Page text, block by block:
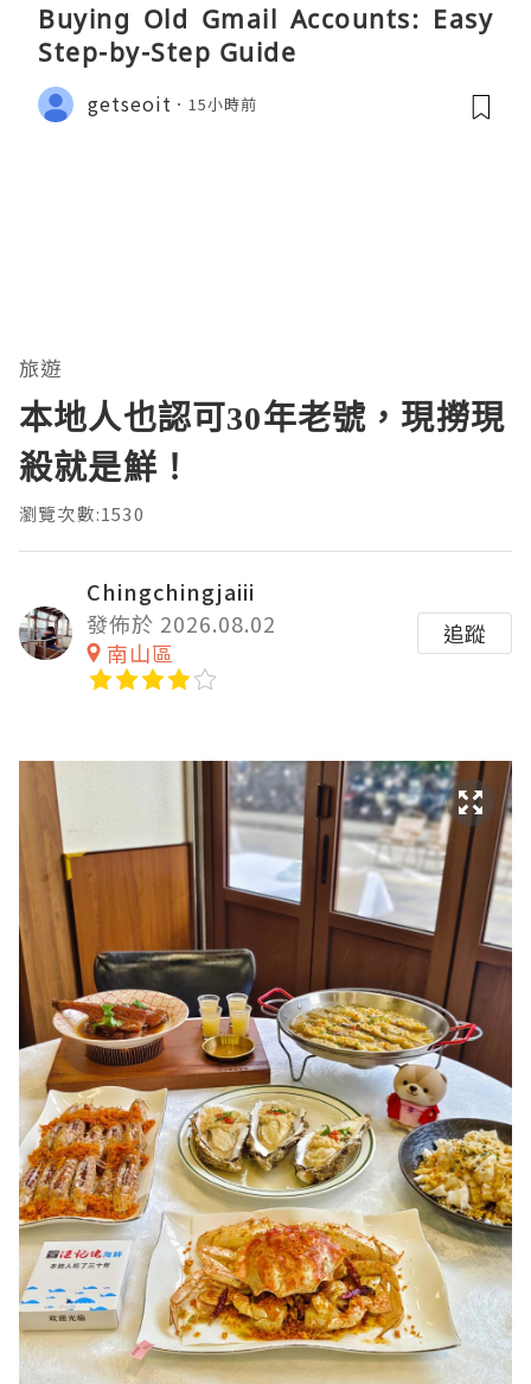
Buying Old Gmail Accounts: Easy
Step-by-Step Guide
getseoit 15小時前
旅遊
本地人也認可30年老號，現撈現
殺就是鮮！
瀏覽次數:1530
Chingchingjaiii
發佈於 2026.08.02
南山區
追蹤